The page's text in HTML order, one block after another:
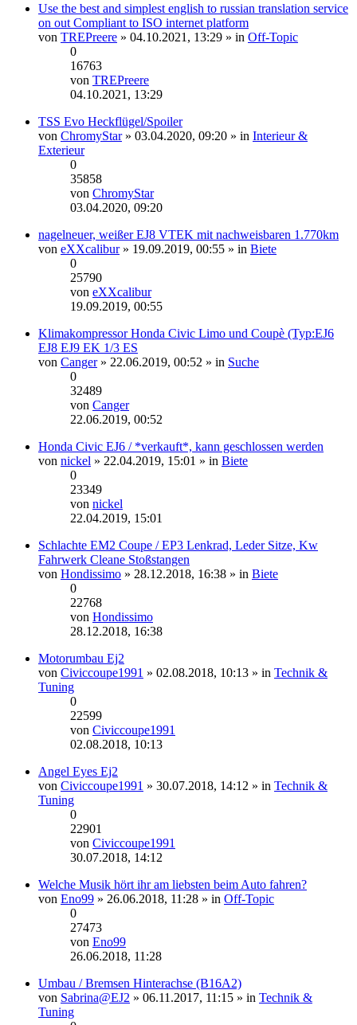
Use the best and simplest english to russian translation service
on out Compliant to ISO internet platform
von TREPreere » 04.10.2021, 13:29 » in Off-Topic
0
16763
von TREPreere
Neuester
04.10.2021, 13:29
TSS Evo Heckflügel/Spoiler
von ChromyStar» 03.04.2020, 09:20 » in Interieur &
Exterieur
0
35858
von ChromyStar
03.04.2020, 09:20
nagelneuer, weißer EJ8 VTEK mit nachweisbaren 1.770km
von eXXcalibur» 19.09.2019, 00:55 » in Biete
0
25790
von eXXcalibur
19.09.2019, 00:55
Klimakompressor Honda Civic Limo und Coupè (Typ:EJ6
EJ8 EJ9 EK 1/3 ES
von Canger» 22.06.2019, 00:52 » in Suche
0
32489
von Canger
Neuester
22.06.2019, 00:52
Honda Civic EJ6 / *verkauft*, kann geschlossen werden
von nickel » 22.04.2019, 15:01 » in Biete
0
23349
von nickel
Neuester
22.04.2019, 15:01
Schlachte EM2 Coupe / EP3 Lenkrad, Leder Sitze, Kw
Fahrwerk Cleane Stoßstangen
von Hondissimo » 28.12.2018, 16:38 » in Biete
0
22768
von Hondissimo
28.12.2018, 16:38
Motorumbau Ej2
von Civiccoupe1991 » 02.08.2018, 10:13 » in Technik &
Tuning
0
22599
von Civiccoupe1991
02.08.2018, 10:13
Angel Eyes Ej2
von Civiccoupe1991 » 30.07.2018, 14:12 » in Technik &
Tuning
0
22901
von Civiccoupe1991
30.07.2018, 14:12
Welche Musik hört ihr am liebsten beim Auto fahren?
von Eno99 » 26.06.2018, 11:28 » in Off-Topic
0
27473
von Eno99
Neuester
26.06.2018, 11:28
Umbau / Bremsen Hinterachse (B16A2)
von Sabrina@EJ2 » 06.11.2017, 11:15 » in Technik &
Tuning